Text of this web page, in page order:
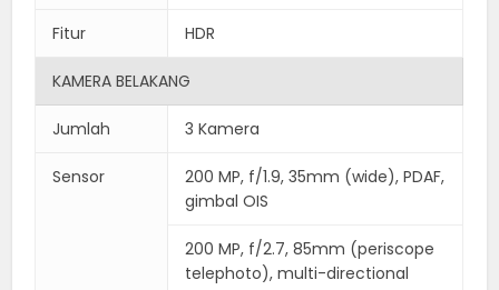
Fitur HDR
KAMERA BELAKANG
Jumlah 3 Kamera
Sensor
200 MP, f/1.9, 35mm (wide), PDAF,
gimbal OIS
200 MP, f/2.7, 85mm (periscope
telephoto), multi-directional